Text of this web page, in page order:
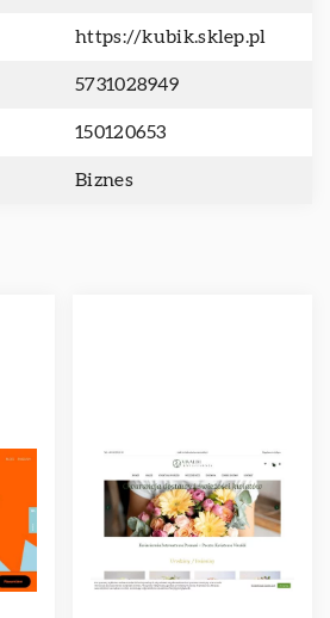
https://kubik.sklep.pl
5731028949
150120653
Biznes